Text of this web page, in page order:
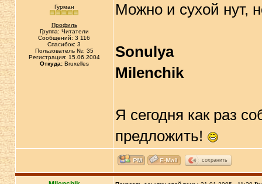
Гурман
Профиль
Группа: Читатели
Сообщений: 3 116
Спасибок: 3
Пользователь №: 35
Регистрация: 15.06.2004
Откуда:Bruxelles
Можно и сухой нут,
Sonulya
Milenchik
Я сегодня как раз
предложить!
сохранить